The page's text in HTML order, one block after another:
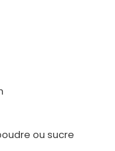
ou sucre